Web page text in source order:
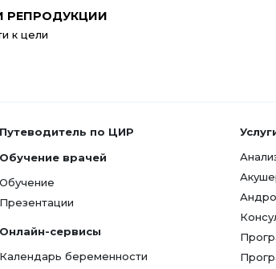
РЕПРОДУКЦИИ
к цели
Путеводитель по ЦИР
Обучение врачей
Обучение
Презентации
Онлайн-сервисы
Календарь беременности